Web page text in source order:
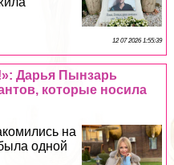
12 07 2026 1:55:39
Дарья Пынзарь
которые носила
на
одной